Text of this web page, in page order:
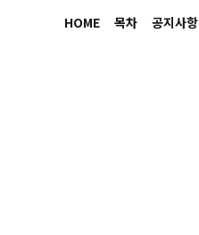
HOME 목차 공지사항